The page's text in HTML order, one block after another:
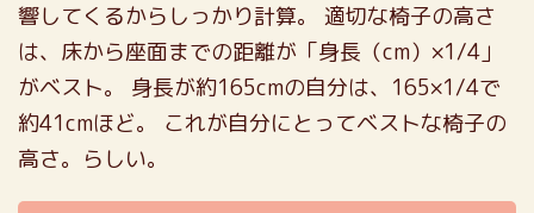
響してくるからしっかり計算。
適切な椅子の高さ
は、床から座面までの距離が「身長（cm）×1/4」
がベスト。
身長が約165cmの自分は、165×1/4で
約41cmほど。
これが自分にとってベストな椅子の
高さ。らしい。